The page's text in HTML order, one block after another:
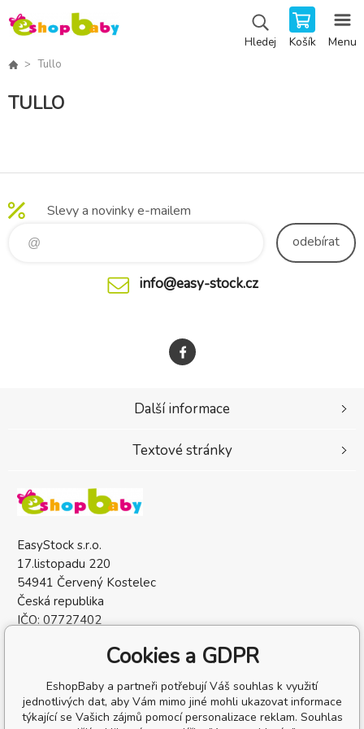
Hledej Košík Menu
Tullo
TULLO
Slevy a novinky e-mailem
odebírat
info@easy-stock.cz
EasyStock s.r.o.
17.listopadu 220
54941 Červený Kostelec
Česká republika
IČO: 07727402
Další informace
Textové stránky
Cookies a GDPR
EshopBaby a partneři potřebují Váš souhlas k využití
jednotlivých dat, aby Vám mimo jiné mohli ukazovat informace
týkající se Vašich zájmů pomocí personalizace reklam. Souhlas